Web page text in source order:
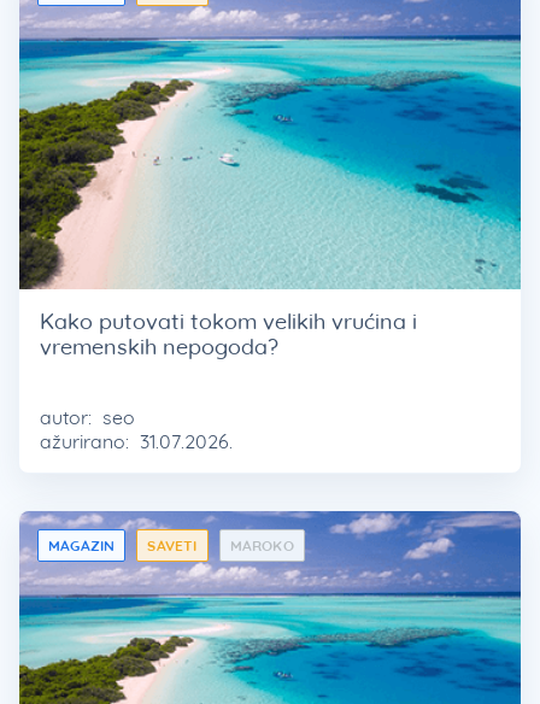
Kako putovati tokom velikih vrućina i
vremenskih nepogoda?
autor: seo
ažurirano: 31.07.2026.
MAGAZIN SAVETI MAROKO